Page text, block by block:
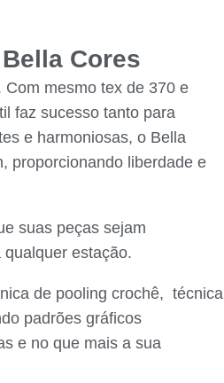
Cores
mesmo tex de 370 e
faz sucesso tanto para
e harmoniosas, o Bella
proporcionando liberdade e
suas peças sejam
estação.
de pooling crochê, técnica
padrões gráficos
e no que mais a sua